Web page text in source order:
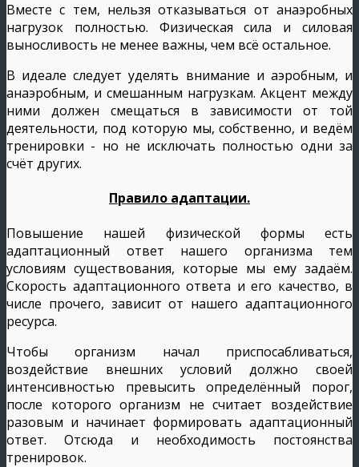
Вместе с тем, нельзя отказываться от анаэробных
нагрузок полностью. Физическая сила и силовая
выносливость не менее важны, чем всё остальное.
В идеале следует уделять внимание и аэробным, и
анаэробным, и смешанным нагрузкам. Акцент между
ними должен смещаться в зависимости от той
деятельности, под которую мы, собственно, и ведём
тренировки - но не исключать полностью одни за
счёт других.
Правило адаптации.
Повышение нашей физической формы есть
адаптационный ответ нашего организма тем
условиям существования, которые мы ему задаём.
Скорость адаптационного ответа и его качество, в
числе прочего, зависит от нашего адаптационного
ресурса.
Чтобы организм начал приспосабливаться,
воздействие внешних условий должно своей
интенсивностью превысить определённый порог,
после которого организм не считает воздействие
разовым и начинает формировать адаптационный
ответ. Отсюда и необходимость постоянства
тренировок.